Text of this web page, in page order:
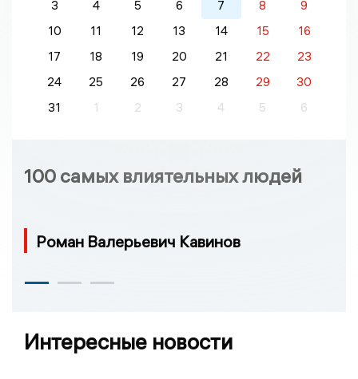
3 4 5 6 7 8
9
10
11 12 13 14 15
16
17
18 19 20 21 22
23
24
25 26 27 28 29
30
31
1 2 3 4 5 6
100 самых влиятельных людей
Роман Валерьевич Кавинов
Интересные новости